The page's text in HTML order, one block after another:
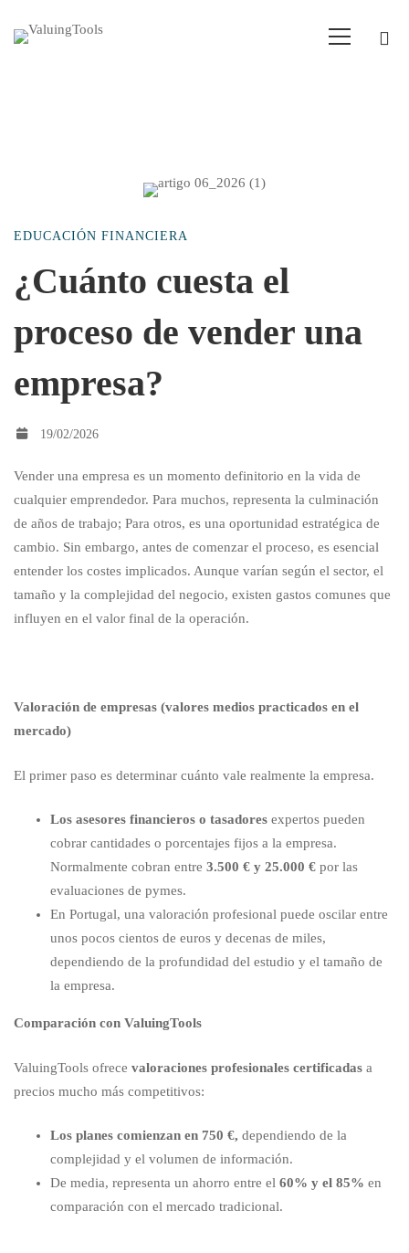
¿Cuánto
cuesta
el
proceso
de
vender
una
EDUCACIÓN FINANCIERA
¿Cuánto cuesta el
proceso de vender una
empresa?
19/02/2026
Vender una empresa es un momento definitorio en la vida de
cualquier emprendedor. Para muchos, representa la culminación
de años de trabajo; Para otros, es una oportunidad estratégica de
cambio. Sin embargo, antes de comenzar el proceso, es esencial
entender los costes implicados. Aunque varían según el sector, el
tamaño y la complejidad del negocio, existen gastos comunes que
influyen en el valor final de la operación.
Valoración de empresas (valores medios practicados en el
mercado)
El primer paso es determinar cuánto vale realmente la empresa.
Los asesores financieros o tasadores expertos pueden
cobrar cantidades o porcentajes fijos a la empresa.
Normalmente cobran entre 3.500 € y 25.000 € por las
evaluaciones de pymes.
En Portugal, una valoración profesional puede oscilar entre
unos pocos cientos de euros y decenas de miles,
dependiendo de la profundidad del estudio y el tamaño de
la empresa.
Comparación con ValuingTools
ValuingTools ofrece valoraciones profesionales certificadas a
precios mucho más competitivos:
Los planes comienzan en 750 €, dependiendo de la
complejidad y el volumen de información.
De media, representa un ahorro entre el 60% y el 85% en
comparación con el mercado tradicional.